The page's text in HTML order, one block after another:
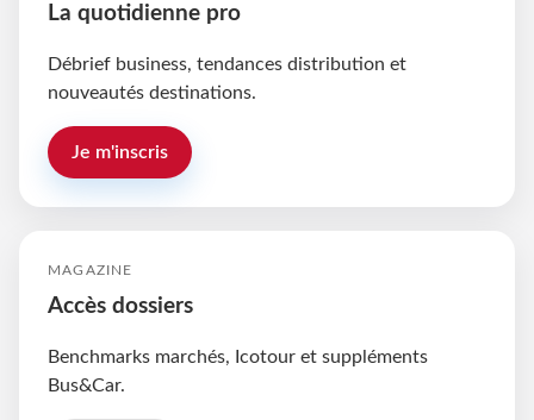
La quotidienne pro
Débrief business, tendances distribution et
nouveautés destinations.
Je m'inscris
MAGAZINE
Accès dossiers
Benchmarks marchés, Icotour et suppléments
Bus&Car.